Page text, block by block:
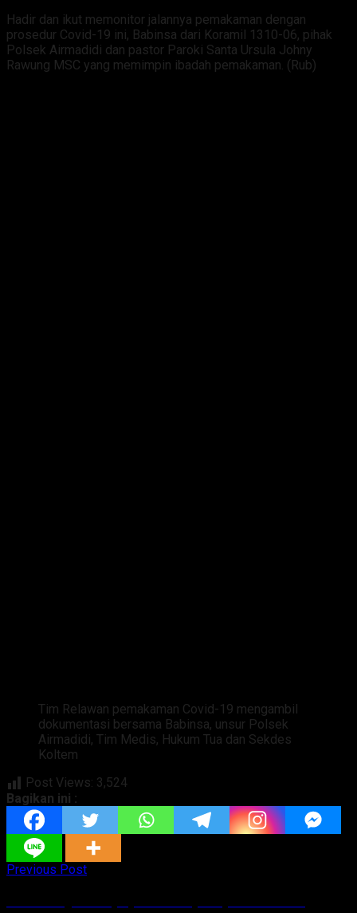
Hadir dan ikut memonitor jalannya pemakaman dengan
prosedur Covid-19 ini, Babinsa dari Koramil 1310-06, pihak
Polsek Airmadidi dan pastor Paroki Santa Ursula Johny
Rawung MSC yang memimpin ibadah pemakaman. (Rub)
Tim Relawan pemakaman Covid-19 mengambil
dokumentasi bersama Babinsa, unsur Polsek
Airmadidi, Tim Medis, Hukum Tua dan Sekdes
Koltem
Post Views: 3,524
Bagikan ini :
Previous Post